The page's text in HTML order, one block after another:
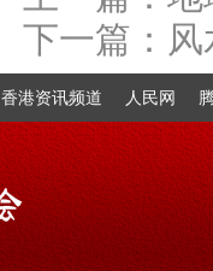
下一篇：
香港资讯频道 人民网